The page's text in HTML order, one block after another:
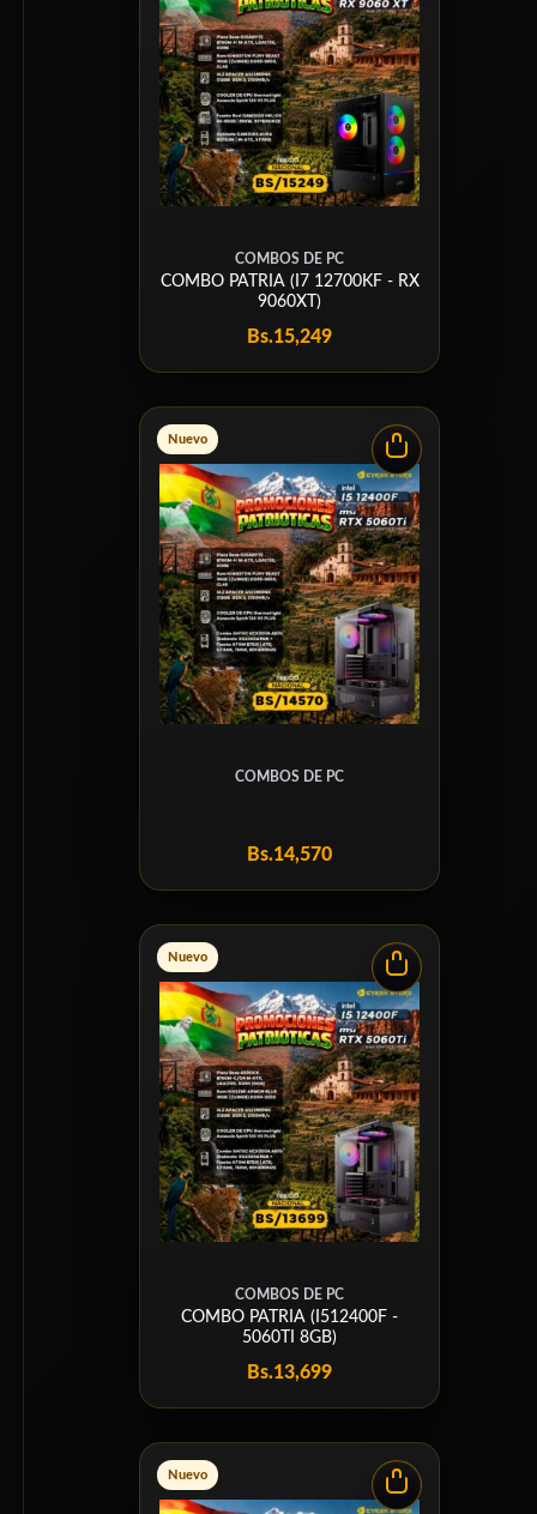
COMBOS DE PC
COMBO PATRIA (I7 12700KF - RX
9060XT)
Bs.15,249
Nuevo
COMBOS DE PC
Bs.14,570
Nuevo
COMBOS DE PC
COMBO PATRIA (I512400F -
5060TI 8GB)
Bs.13,699
Nuevo